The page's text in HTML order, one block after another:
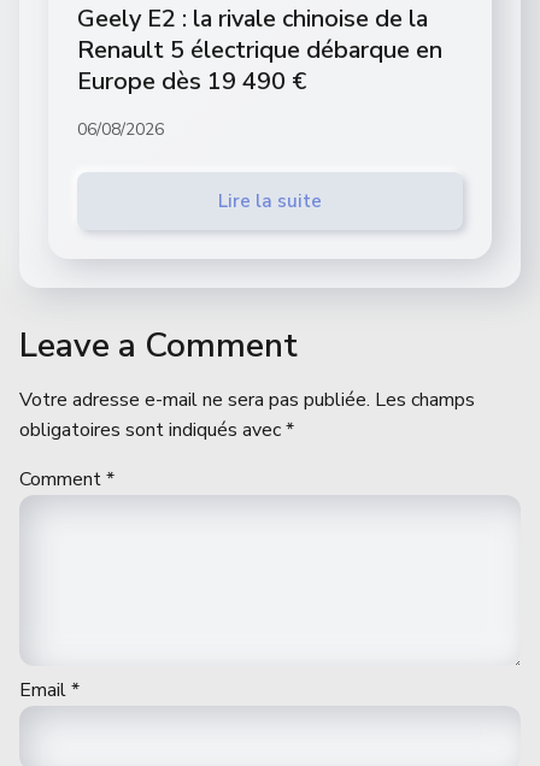
Geely E2 : la rivale chinoise de la
Renault 5 électrique débarque en
Europe dès 19 490 €
06/08/2026
Lire la suite
Leave a Comment
Votre adresse e-mail ne sera pas publiée. Les champs
obligatoires sont indiqués avec*
Comment*
Email*